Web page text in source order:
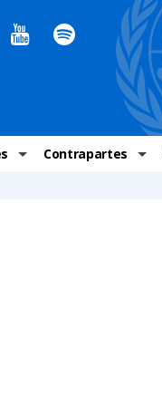
DH
Contrapartes